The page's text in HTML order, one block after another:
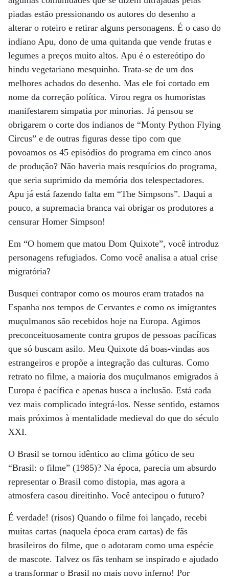
piadas estão pressionando os autores do desenho a
alterar o roteiro e retirar alguns personagens. É o caso do
indiano Apu, dono de uma quitanda que vende frutas e
legumes a preços muito altos. Apu é o estereótipo do
hindu vegetariano mesquinho. Trata-se de um dos
melhores achados do desenho. Mas ele foi cortado em
nome da correção política. Virou regra os humoristas
manifestarem simpatia por minorias. Já pensou se
obrigarem o corte dos indianos de “Monty Python Flying
Circus” e de outras figuras desse tipo com que
povoamos os 45 episódios do programa em cinco anos
de produção? Não haveria mais resquícios do programa,
que seria suprimido da memória dos telespectadores.
Apu já está fazendo falta em “The Simpsons”. Daqui a
pouco, a supremacia branca vai obrigar os produtores a
censurar Homer Simpson!
Em “O homem que matou Dom Quixote”, você introduz
personagens refugiados. Como você analisa a atual crise
migratória?
Busquei contrapor como os mouros eram tratados na
Espanha nos tempos de Cervantes e como os imigrantes
muçulmanos são recebidos hoje na Europa. Agimos
preconceituosamente contra grupos de pessoas pacíficas
que só buscam asilo. Meu Quixote dá boas-vindas aos
estrangeiros e propõe a integração das culturas. Como
retrato no filme, a maioria dos muçulmanos emigrados à
Europa é pacífica e apenas busca a inclusão. Está cada
vez mais complicado integrá-los. Nesse sentido, estamos
mais próximos à mentalidade medieval do que do século
XXI.
O Brasil se tornou idêntico ao clima gótico de seu
“Brasil: o filme” (1985)? Na época, parecia um absurdo
representar o Brasil como distopia, mas agora a
atmosfera casou direitinho. Você antecipou o futuro?
É verdade! (risos) Quando o filme foi lançado, recebi
muitas cartas (naquela época eram cartas) de fãs
brasileiros do filme, que o adotaram como uma espécie
de mascote. Talvez os fãs tenham se inspirado e ajudado
a transformar o Brasil no mais novo inferno! Por